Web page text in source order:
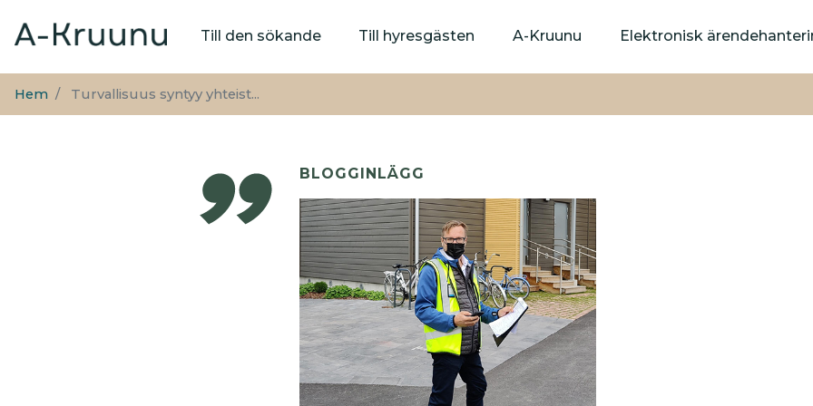
till
Huvudmeny
Till den sökande Till hyresgästen A-Kruunu Elektronisk
Hem Turvallisuus syntyy yhteist...
BLOGGINLÄGG